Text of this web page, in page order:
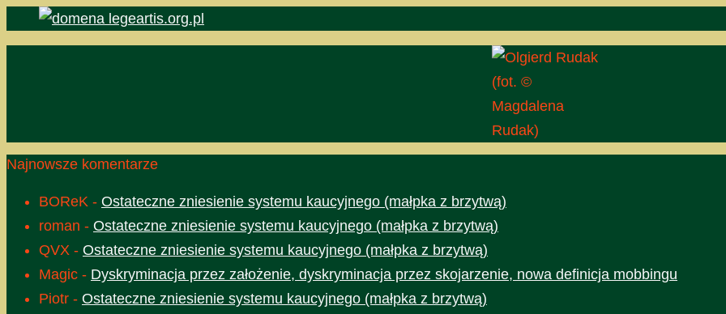
(fot. ©
Magdalena
Rudak)
Najnowsze komentarze
BOReK - Ostateczne zniesienie systemu kaucyjnego (małpka z brzytwą)
roman - Ostateczne zniesienie systemu kaucyjnego (małpka z brzytwą)
QVX - Ostateczne zniesienie systemu kaucyjnego (małpka z brzytwą)
Magic - Dyskryminacja przez założenie, dyskryminacja przez skojarzenie, nowa definicja mobbingu
Piotr - Ostateczne zniesienie systemu kaucyjnego (małpka z brzytwą)